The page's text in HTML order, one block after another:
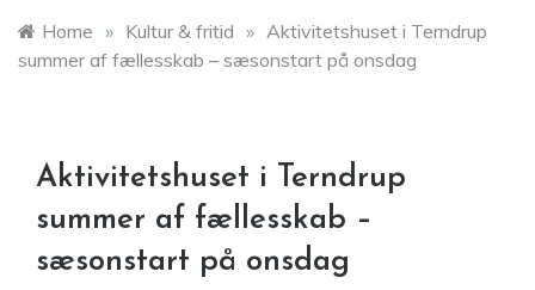
Home » Kultur & fritid » Aktivitetshuset i Terndrup
summer af fællesskab – sæsonstart på onsdag
Aktivitetshuset i Terndrup
summer af fællesskab –
sæsonstart på onsdag